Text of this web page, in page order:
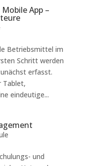
App –
Betriebsmittel im
Schritt werden
erfasst.
Tablet,
eindeutige...
und